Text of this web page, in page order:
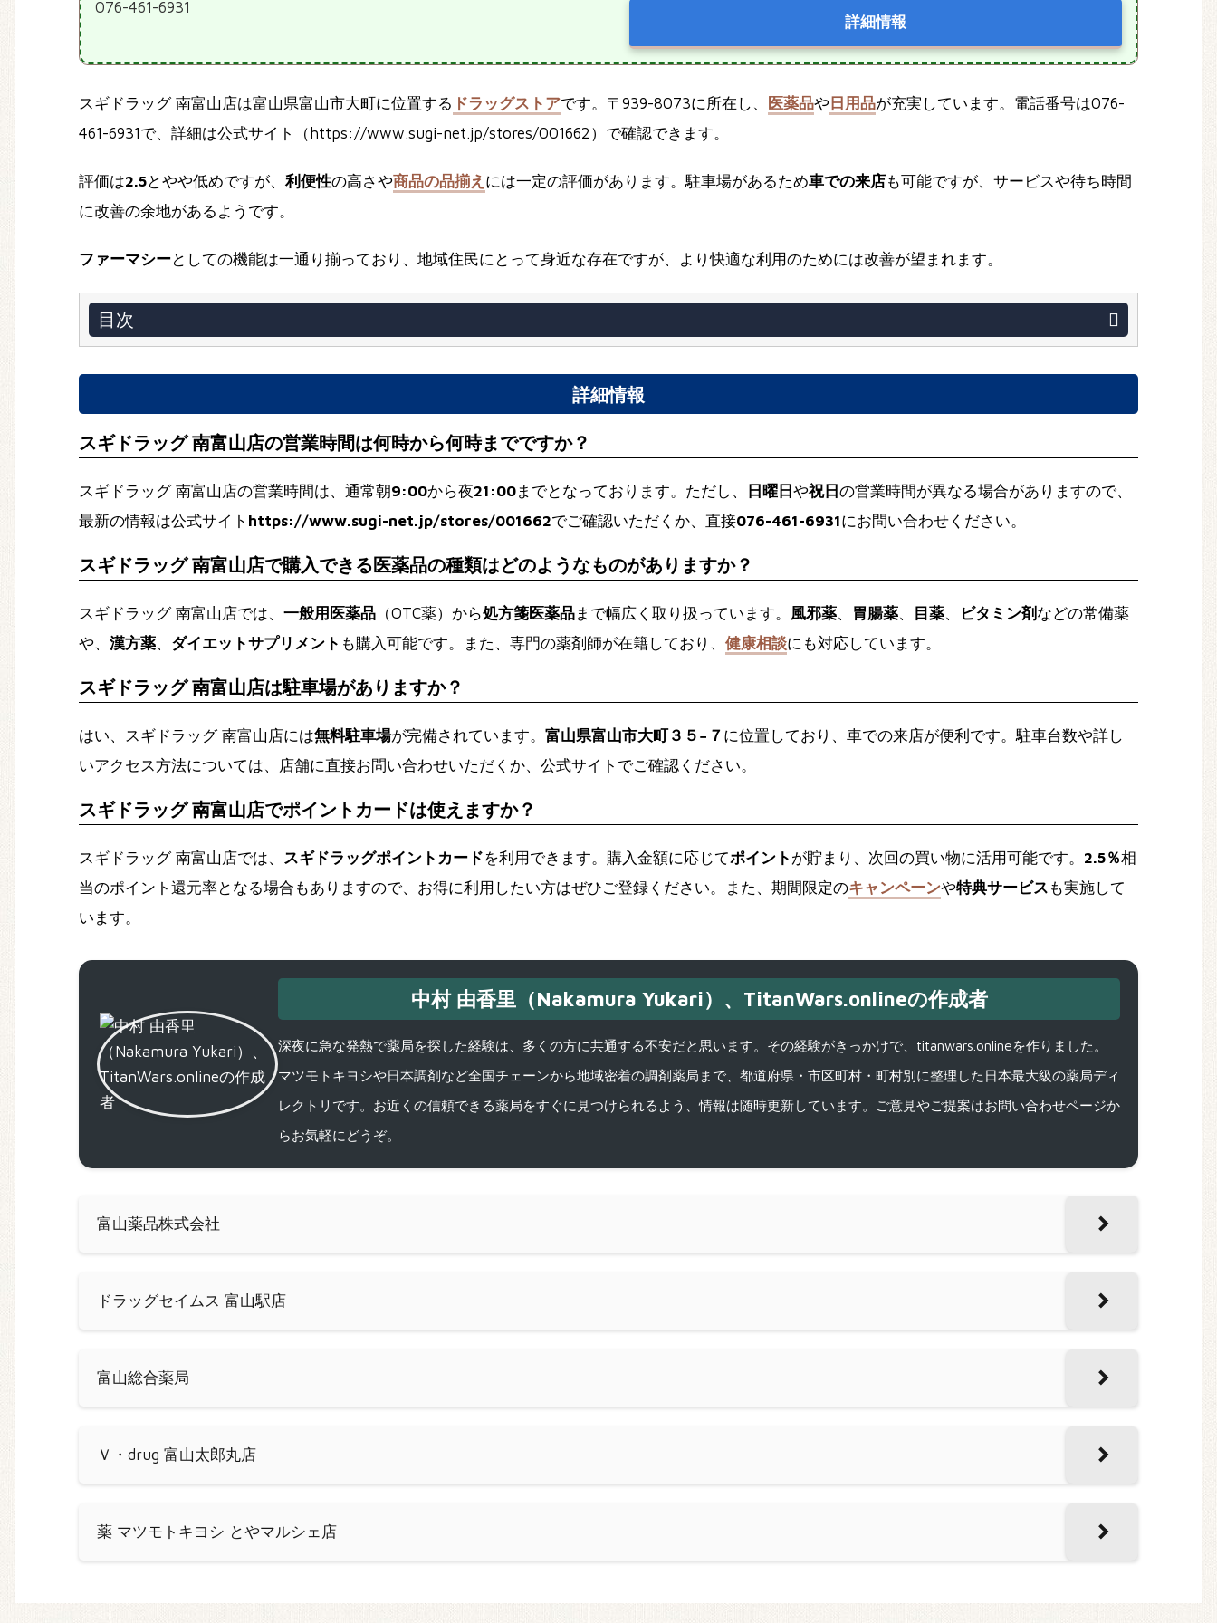
076-461-6931
詳細情報
スギドラッグ 南富山店は富山県富山市大町に位置する ドラッグストアです。〒939-8073に所在し、 医薬品や日用品が充実しています。電話番号は076-
461-6931で、詳細は公式サイト（https://www.sugi-net.jp/stores/001662）で確認できます。
評価は2.5とやや低めですが、 利便性の高さや商品の品揃え には一定の評価があります。駐車場があるため車での来店も可能ですが、サービスや待ち時間
に改善の余地があるようです。
ファーマシーとしての機能は一通り揃っており、地域住民にとって身近な存在ですが、より快適な利用のためには改善が望まれます。
目次
詳細情報
スギドラッグ 南富山店の営業時間は何時から何時までですか？
スギドラッグ 南富山店の営業時間は、通常朝9:00から夜21:00までとなっております。ただし、 日曜日や祝日の営業時間が異なる場合がありますので、
最新の情報は公式サイト https://www.sugi-net.jp/stores/001662でご確認いただくか、直接076-461-6931にお問い合わせください。
スギドラッグ 南富山店で購入できる医薬品の種類はどのようなものがありますか？
スギドラッグ 南富山店では、 一般用医薬品 （OTC薬）から処方箋医薬品まで幅広く取り扱っています。 風邪薬、 胃腸薬、 目薬、 ビタミン剤 などの常備薬
や、 漢方薬、 ダイエットサプリメント も購入可能です。また、専門の薬剤師が在籍しており、 健康相談にも対応しています。
スギドラッグ 南富山店は駐車場がありますか？
はい、スギドラッグ 南富山店には無料駐車場が完備されています。 富山県富山市大町３５−７ に位置しており、車での来店が便利です。駐車台数や詳し
いアクセス方法については、店舗に直接お問い合わせいただくか、公式サイトでご確認ください。
スギドラッグ 南富山店でポイントカードは使えますか？
スギドラッグ 南富山店では、 スギドラッグポイントカードを利用できます。購入金額に応じてポイント が貯まり、次回の買い物に活用可能です。 2.5％相
当のポイント還元率となる場合もありますので、お得に利用したい方はぜひご登録ください。また、期間限定のキャンペーンや特典サービス も実施して
います。
中村 由香里（Nakamura Yukari）、TitanWars.onlineの作成者
深夜に急な発熱で薬局を探した経験は、多くの方に共通する不安だと思います。その経験がきっかけで、titanwars.onlineを作りました。
マツモトキヨシや日本調剤など全国チェーンから地域密着の調剤薬局まで、都道府県・市区町村・町村別に整理した日本最大級の薬局ディ
レクトリです。お近くの信頼できる薬局をすぐに見つけられるよう、情報は随時更新しています。ご意見やご提案はお問い合わせページか
らお気軽にどうぞ。
富山薬品株式会社
ドラッグセイムス 富山駅店
富山総合薬局
Ｖ・drug 富山太郎丸店
薬 マツモトキヨシ とやマルシェ店